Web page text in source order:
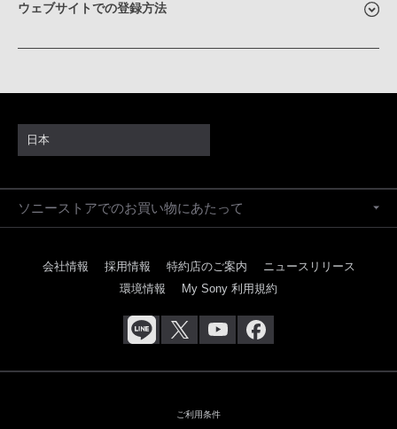
ウェブサイトでの登録方法
日本
ソニーストアでのお買い物にあたって
会社情報 採用情報 特約店のご案内
ニュースリリース
環境情報
My Sony 利用規約
ご利用条件